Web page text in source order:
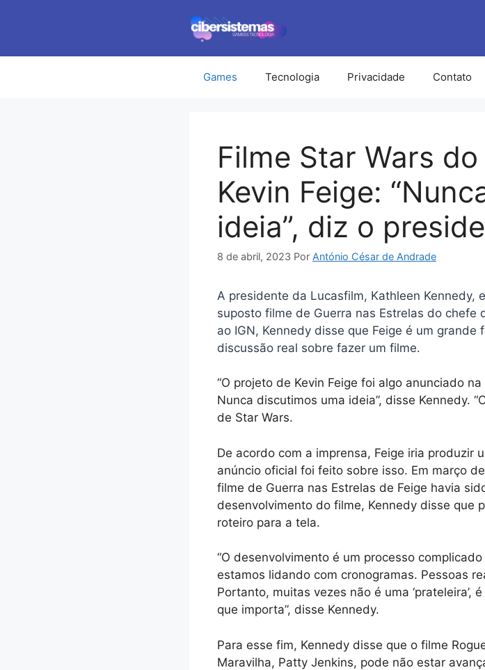
conteúdo
Games Tecnologia Privacidade Contato
Filme Star Wars
Kevin Feige:
ideia”, diz o
8 de abril, 2023 Por António César de Andrade
A presidente da Lucasfilm, Kathleen Kennedy,
suposto filme de Guerra nas Estrelas do chefe
ao IGN, Kennedy disse que Feige é um
discussão real sobre fazer um filme.
“O projeto de Kevin Feige foi algo anunciado
Nunca discutimos uma ideia”, disse Kennedy.
de Star Wars.
De acordo com a imprensa, Feige iria produzir
anúncio oficial foi feito sobre isso. Em março
filme de Guerra nas Estrelas de Feige havia
desenvolvimento do filme, Kennedy disse que
roteiro para a tela.
“O desenvolvimento é um processo
estamos lidando com cronogramas. Pessoas
Portanto, muitas vezes não é uma ‘prateleira’,
que importa”, disse Kennedy.
Para esse fim, Kennedy disse que o filme
Maravilha, Patty Jenkins, pode não estar